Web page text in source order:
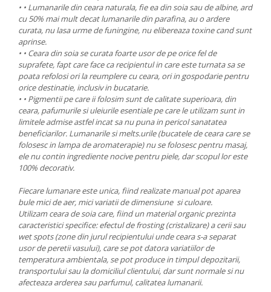
• • Lumanarile din ceara naturala, fie ea din soia sau de albine, ard
cu 50% mai mult decat lumanarile din parafina, au o ardere
curata, nu lasa urme de funingine, nu elibereaza toxine cand sunt
aprinse.
• • Ceara din soia se curata foarte usor de pe orice fel de
suprafete, fapt care face ca recipientul in care este turnata sa se
poata refolosi ori la reumplere cu ceara, ori in gospodarie pentru
orice destinatie, inclusiv in bucatarie.
• • Pigmentii pe care ii folosim sunt de calitate superioara, din
ceara, pafumurile si uleiurile esentiale pe care le utilizam sunt in
limitele admise astfel incat sa nu puna in pericol sanatatea
beneficiarilor. Lumanarile si melts.urile (bucatele de ceara care se
folosesc in lampa de aromaterapie) nu se folosesc pentru masaj,
ele nu contin ingrediente nocive pentru piele, dar scopul lor este
100% decorativ.
Fiecare lumanare este unica, fiind realizate manual pot aparea
bule mici de aer, mici variatii de dimensiune si culoare.
Utilizam ceara de soia care, fiind un material organic prezinta
caracteristici specifice: efectul de frosting (cristalizare) a cerii sau
wet spots (zone din jurul recipientului unde ceara s-a separat
usor de peretii vasului), care se pot datora variatiilor de
temperatura ambientala, se pot produce in timpul depozitarii,
transportului sau la domiciliul clientului, dar sunt normale si nu
afecteaza arderea sau parfumul, calitatea lumanarii.